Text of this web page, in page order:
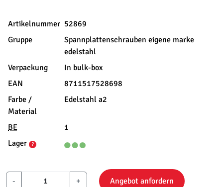
Artikelnummer 52869
Gruppe
Spannplattenschrauben eigene marke
edelstahl
Verpackung
In bulk-box
EAN
8711517528698
Farbe /
Material
Edelstahl a2
BE
1
Lager
?
- + Angebot anfordern